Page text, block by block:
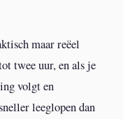
maar reëel
twee uur, en als je
volgt en
leeglopen dan